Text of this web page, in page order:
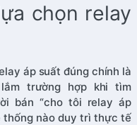
chọn relay
áp suất đúng chính là
trường hợp khi tìm
bán “cho tôi relay áp
thống nào duy trì thực tế